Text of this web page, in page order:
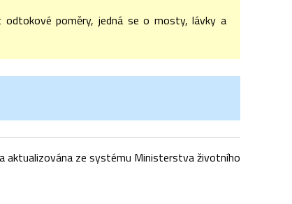
poměry, jedná se o mosty, lávky a
aktualizována ze systému Ministerstva životního